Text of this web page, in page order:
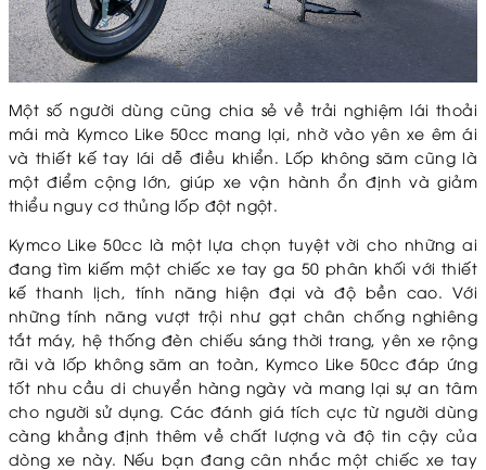
Một số người dùng cũng chia sẻ về trải nghiệm lái thoải
mái mà Kymco Like 50cc mang lại, nhờ vào yên xe êm ái
và thiết kế tay lái dễ điều khiển. Lốp không săm cũng là
một điểm cộng lớn, giúp xe vận hành ổn định và giảm
thiểu nguy cơ thủng lốp đột ngột.
Kymco Like 50cc là một lựa chọn tuyệt vời cho những ai
đang tìm kiếm một chiếc xe tay ga 50 phân khối với thiết
kế thanh lịch, tính năng hiện đại và độ bền cao. Với
những tính năng vượt trội như gạt chân chống nghiêng
tắt máy, hệ thống đèn chiếu sáng thời trang, yên xe rộng
rãi và lốp không săm an toàn, Kymco Like 50cc đáp ứng
tốt nhu cầu di chuyển hàng ngày và mang lại sự an tâm
cho người sử dụng. Các đánh giá tích cực từ người dùng
càng khẳng định thêm về chất lượng và độ tin cậy của
dòng xe này. Nếu bạn đang cân nhắc một chiếc xe tay